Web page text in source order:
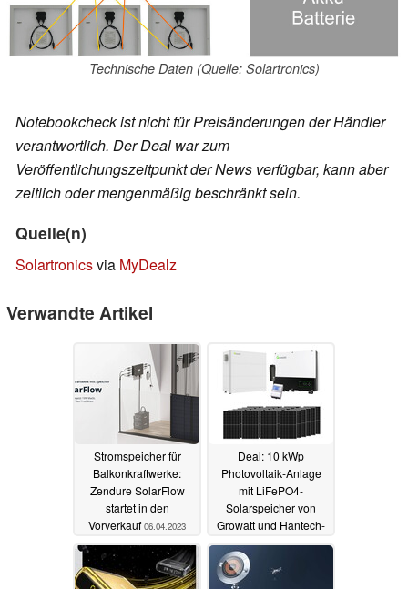
Technische Daten (Quelle: Solartronics)
Notebookcheck ist nicht für Preisänderungen der Händler
verantwortlich. Der Deal war zum
Veröffentlichungszeitpunkt der News verfügbar, kann aber
zeitlich oder mengenmäßig beschränkt sein.
Quelle(n)
Solartronicsvia MyDealz
Verwandte Artikel
Stromspeicher für
Balkonkraftwerke:
Zendure SolarFlow
startet in den
Vorverkauf 06.04.2023
Deal: 10 kWp
Photovoltaik-Anlage
mit LiFePO4-
Solarspeicher von
Growatt und Hantech-
Solarmodulen für
günstige 9.999
31.03.2023